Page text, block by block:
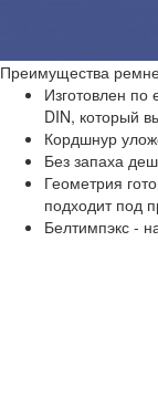
Преимущества
Изготовлен по
DIN, который
Кордшнур
Без запаха
Геометрия
подходит под
Белтимпэкс -